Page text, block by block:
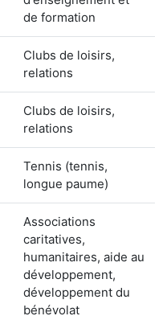
de formation
Clubs de loisirs,
relations
Clubs de loisirs,
relations
Tennis (tennis,
longue paume)
Associations
caritatives,
humanitaires, aide au
développement,
développement du
bénévolat